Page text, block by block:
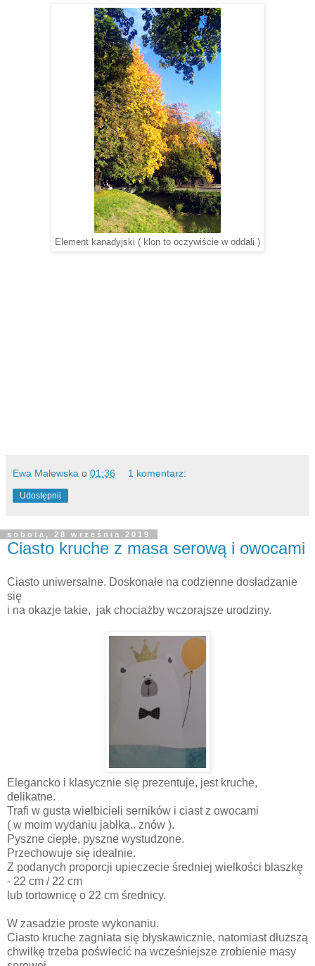
Element kanadyjski ( klon to oczywiście w oddali )
Ewa Malewska o 01:36 1 komentarz:
Udostępnij
sobota, 28 września 2019
Ciasto kruche z masa serową i owocami
Ciasto uniwersalne. Doskonałe na codzienne dosładzanie
się
i na okazje takie, jak chociażby wczorajsze urodziny.
Elegancko i klasycznie się prezentuje, jest kruche,
delikatne.
Trafi w gusta wielbicieli serników i ciast z owocami
( w moim wydaniu jabłka.. znów ).
Pyszne ciepłe, pyszne wystudzone.
Przechowuje się idealnie.
Z podanych proporcji upieczecie średniej wielkości blaszkę
- 22 cm / 22 cm
lub tortownicę o 22 cm średnicy.
W zasadzie proste wykonaniu.
Ciasto kruche zagniata się błyskawicznie, natomiast dłuższą
chwilkę trzeba poświecić na wcześniejsze zrobienie masy